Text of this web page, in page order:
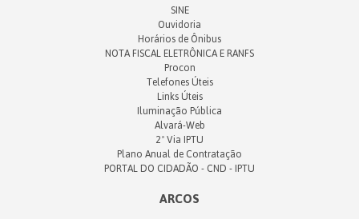
SINE
Ouvidoria
Horários de Ônibus
NOTA FISCAL ELETRÔNICA E RANFS
Procon
Telefones Úteis
Links Úteis
Iluminação Pública
Alvará-Web
2ª Via IPTU
Plano Anual de Contratação
PORTAL DO CIDADÃO - CND - IPTU
ARCOS